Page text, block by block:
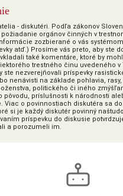
- diskutéri. Podľa zákonov
požiadanie orgánov činných v
zozbierané o vás
atď.) Prosíme vás preto, aby ste
také komentáre, ktoré by
trestného činu uvedeného v
ste nezverejňovali príspevky
nenávisti na základe pohlavia,
politického či iného
pôvodu, príslušnosti k národnosti
Viac o povinnostiach diskutéra sa
si je každý diskutér povinný
príspevku do diskusie
a porozumeli im.